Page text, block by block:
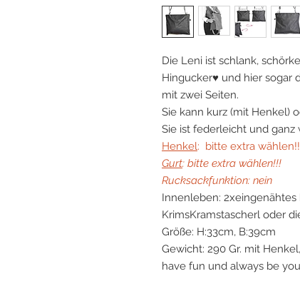
Die Leni ist schlank,
Hingucker♥ und hier sogar
mit zwei Seiten.
Sie kann kurz (mit Henkel)
Sie ist federleicht und ganz
Henkel: bitte extra
Gurt: bitte extra wählen!!!
Rucksackfunktion: nein
Innenleben:
KrimsKramstascherl oder
Größe: H:33cm, B:39cm
Gewicht: 290 Gr. mit
have fun und always be